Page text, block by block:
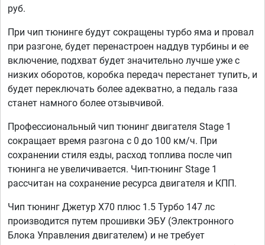
руб.
При чип тюнинге будут сокращены турбо яма и провал
при разгоне, будет перенастроен наддув турбины и ее
включение, подхват будет значительно лучше уже с
низких оборотов, коробка передач перестанет тупить, и
будет переключать более адекватно, а педаль газа
станет намного более отзывчивой.
Профессиональный чип тюнинг двигателя Stage 1
сокращает время разгона с 0 до 100 км/ч. При
сохранении стиля езды, расход топлива после чип
тюнинга не увеличивается. Чип-тюнинг Stage 1
рассчитан на сохранение ресурса двигателя и КПП.
Чип тюнинг Джетур Х70 плюс 1.5 Турбо 147 лс
производится путем прошивки ЭБУ (Электронного
Блока Управления двигателем) и не требует